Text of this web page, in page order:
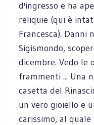
d'ingresso e ha
reliquie (qui è
Francesca). Danni
Sigismondo,
dicembre. Vedo le
frammenti ... Una
casetta del
un vero gioiello e
carissimo, al